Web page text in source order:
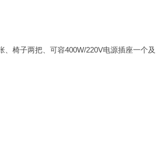
椅子两把、可容400W/220V电源插座一个及